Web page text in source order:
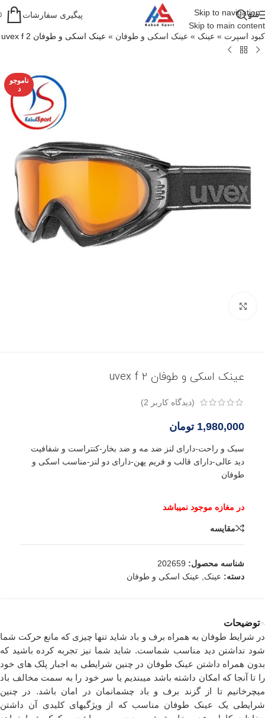
Skip to navigation
Skip to main content
منو پیگیری سفارشات
کبود اسپرت » عینک » عینک اسکی و طوفان » عینک اسکی و طوفان uvex f 2
ناموجو
د
عینک اسکی و طوفان uvex f 2
(دیدگاه کاربر 2
)
1,980,000 تومان
سبک و راحت-دارای لنز ضد مه و ضد بخار-کنتراست و شفافیت
دید عالی-دارای قالب و فریم پهن-دارای دو لنز-مناسب اسکی و
طوفان
مقایسه
شناسه محصول: 202659
دسته: عینک, عینک اسکی و طوفان
توضیحات
در شرایط طوفان به همراه برف و باد شاید تنها چیزی که مانع حرکت شما
شود نداشتن دید مناسب شماست. شاید شما نیز تجربه کرده باشید که
بدون همراه داشتن عینک طوفان در چنین شرایطی به اجبار پلک های خود
را تا آنجا که امکان داشته باشد میبندیم یا سر خود را به سمت مخالف باد
میچرخانیم تا از گزند برف و باد چشمانمان در امان باشد. در چنین
شرایطی یک عینک طوفان مناسب که از ویژگیهای کلیدی آن داشتن